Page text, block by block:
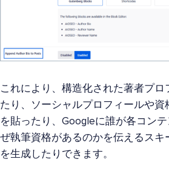
これにより、構造化された著者プロ
たり、ソーシャルプロフィールや資
を貼ったり、Googleに誰が各コン
ぜ執筆資格があるのかを伝えるスキ
を生成したりできます。